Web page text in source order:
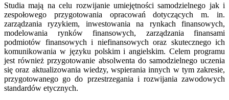
Studia mają na celu rozwijanie umiejętności samodzielnego jak i
zespołowego przygotowania opracowań dotyczących m. in.
zarządzania ryzykiem, inwestowania na rynkach finansowych,
modelowania rynków finansowych, zarządzania finansami
podmiotów finansowych i niefinansowych oraz skutecznego ich
komunikowania w języku polskim i angielskim. Celem programu
jest również przygotowanie absolwenta do samodzielnego uczenia
się oraz aktualizowania wiedzy, wspierania innych w tym zakresie,
przygotowanego go do przestrzegania i rozwijania zawodowych
standardów etycznych.